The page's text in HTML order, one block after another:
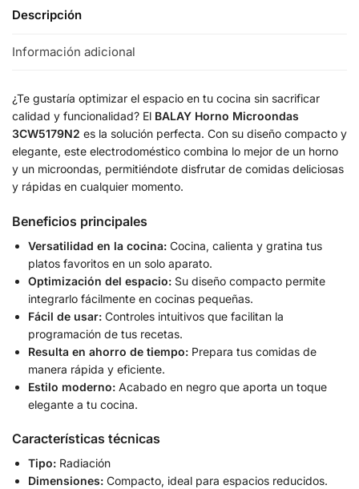
Descripción
Información adicional
¿Te gustaría optimizar el espacio en tu cocina sin sacrificar
calidad y funcionalidad? El BALAY Horno Microondas
3CW5179N2 es la solución perfecta. Con su diseño compacto y
elegante, este electrodoméstico combina lo mejor de un horno
y un microondas, permitiéndote disfrutar de comidas deliciosas
y rápidas en cualquier momento.
Beneficios principales
Versatilidad en la cocina: Cocina, calienta y gratina tus
platos favoritos en un solo aparato.
Optimización del espacio: Su diseño compacto permite
integrarlo fácilmente en cocinas pequeñas.
Fácil de usar: Controles intuitivos que facilitan la
programación de tus recetas.
Resulta en ahorro de tiempo: Prepara tus comidas de
manera rápida y eficiente.
Estilo moderno: Acabado en negro que aporta un toque
elegante a tu cocina.
Características técnicas
Tipo: Radiación
Dimensiones: Compacto, ideal para espacios reducidos.